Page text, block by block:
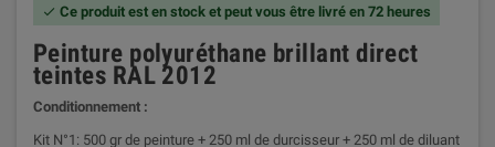
 Ce produit est en stock et peut vous être livré en 72 heures
Peinture polyuréthane brillant direct
teintes RAL 2012
Conditionnement :
Kit N°1: 500 gr de peinture + 250 ml de durcisseur + 250 ml de diluant